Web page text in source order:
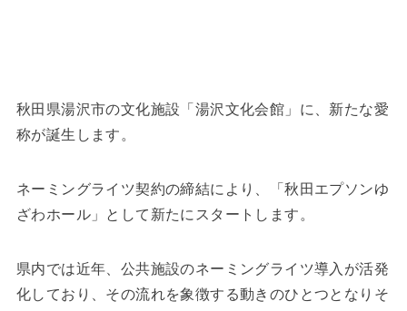
秋田県湯沢市の文化施設「湯沢文化会館」に、新たな愛
称が誕生します。
ネーミングライツ契約の締結により、「秋田エプソンゆ
ざわホール」として新たにスタートします。
県内では近年、公共施設のネーミングライツ導入が活発
化しており、その流れを象徴する動きのひとつとなりそ